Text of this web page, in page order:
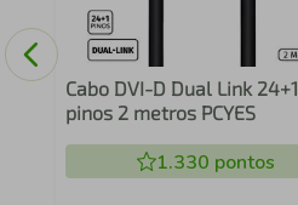
Cabo DVI-D Dual Link 24+1
pinos 2 metros PCYES
1.330 pontos